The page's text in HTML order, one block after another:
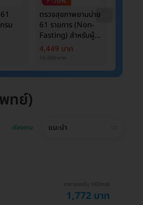
รม
ตรวจสุขภาพยามบ่าย
61 รายการ (Non-
Fasting) สำหรับผู้
หญิงอายุ 15 ปีขึ้นไป
4,449 บาท
ทย์)
เรียงตาม แนะนำ
ราคาจองกับ HDmall
1,772 บาท